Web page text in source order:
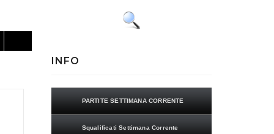
INFO
PARTITE SETTIMANA CORRENTE
Squalificati Settimana Corrente